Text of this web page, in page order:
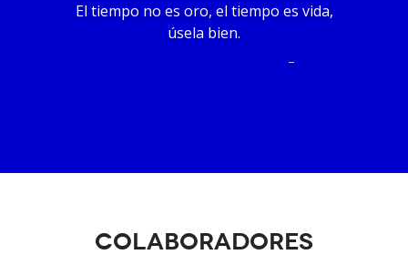
El tiempo no es oro, el tiempo es vida,
úsela bien.
–
Colaboradores